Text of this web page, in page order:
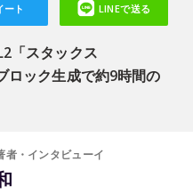
「スタックス
ロック生成で約9時間の
ート LINEで送る
者・インタビューイ